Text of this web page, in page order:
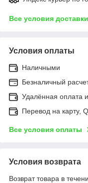
Все условия доставки
Условия оплаты
Наличными
Безналичный
Удалённая оплата
Перевод на карту,
Все условия оплаты
Условия возврата
Возврат товара в